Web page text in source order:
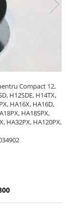
Compact 12,
H12SDE, H14TX,
HA16X, HA16D,
HA18SPX,
HA32PX, HA120PX,